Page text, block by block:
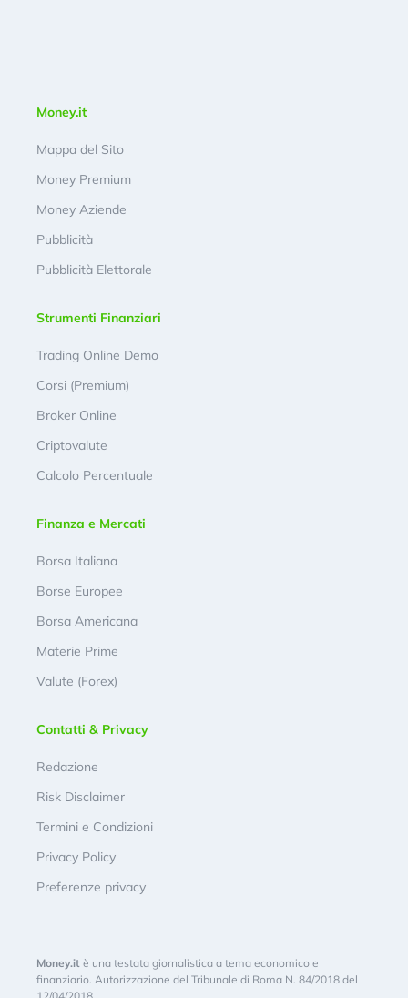
Money.it
Mappa del Sito
Money Premium
Money Aziende
Pubblicità
Pubblicità Elettorale
Strumenti Finanziari
Trading Online Demo
Corsi (Premium)
Broker Online
Criptovalute
Calcolo Percentuale
Finanza e Mercati
Borsa Italiana
Borse Europee
Borsa Americana
Materie Prime
Valute (Forex)
Contatti & Privacy
Redazione
Risk Disclaimer
Termini e Condizioni
Privacy Policy
Preferenze privacy
Money.it è una testata giornalistica a tema economico e
finanziario. Autorizzazione del Tribunale di Roma N. 84/2018 del